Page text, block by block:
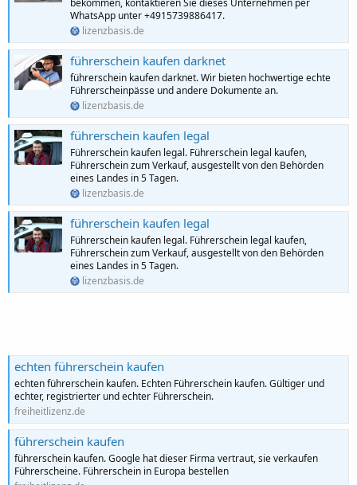
bekommen, kontaktieren Sie dieses Unternehmen per
WhatsApp unter +4915739886417.
lizenzbasis.de
führerschein kaufen darknet
führerschein kaufen darknet. Wir bieten hochwertige echte
Führerscheinpässe und andere Dokumente an.
lizenzbasis.de
führerschein kaufen legal
Führerschein kaufen legal. Führerschein legal kaufen,
Führerschein zum Verkauf, ausgestellt von den Behörden
eines Landes in 5 Tagen.
lizenzbasis.de
führerschein kaufen legal
Führerschein kaufen legal. Führerschein legal kaufen,
Führerschein zum Verkauf, ausgestellt von den Behörden
eines Landes in 5 Tagen.
lizenzbasis.de
echten führerschein kaufen
echten führerschein kaufen. Echten Führerschein kaufen. Gültiger und
echter, registrierter und echter Führerschein.
freiheitlizenz.de
führerschein kaufen
führerschein kaufen. Google hat dieser Firma vertraut, sie verkaufen
Führerscheine. Führerschein in Europa bestellen